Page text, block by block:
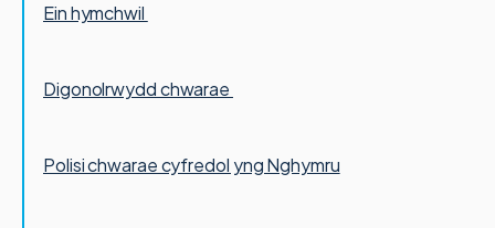
Ein hymchwil
Digonolrwydd chwarae
Polisi chwarae cyfredol yng Nghymru